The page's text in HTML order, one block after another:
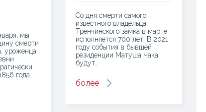
мы
смерти
уроженца
года…
Со дня смерти самого
известного владельца
Тренчинского замка в марте
исполняется 700 лет. В 2021
году события в бывшей
резиденции Матуша Чака
будут…
более